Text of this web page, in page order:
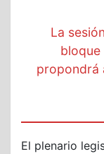
La
bloque
propondrá
El plenario